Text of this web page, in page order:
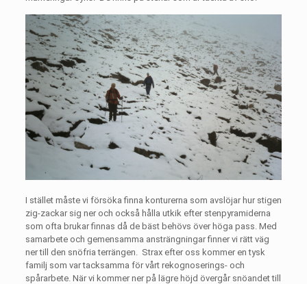
I stället måste vi försöka finna konturerna som avslöjar hur stigen
zig-zackar sig ner och också hålla utkik efter stenpyramiderna
som ofta brukar finnas då de bäst behövs över höga pass. Med
samarbete och gemensamma ansträngningar finner vi rätt väg
ner till den snöfria terrängen. Strax efter oss kommer en tysk
familj som var tacksamma för vårt rekognoserings- och
spårarbete. När vi kommer ner på lägre höjd övergår snöandet till